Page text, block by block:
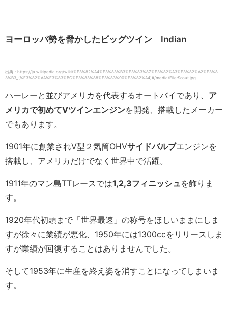
ヨーロッパ勢を脅かしたビッグツイン Indian
出典：https://ja.wikipedia.org/wiki/%E3%82%A4%E3%83%B3%E3%83%87%E3%82%A3%E3%82%A2%E3%8
3%B3_(%E3%82%AA%E3%83%BC%E3%83%88%E3%83%90%E3%82%A4)#/media/File:Scout.jpg
ハーレーと並びアメリカを代表するオートバイであり、 ア
メリカで初めてVツインエンジンを開発、搭載したメーカー
でもあります。
1901年に創業されV型２気筒OHVサイドバルブエンジンを
搭載し、アメリカだけでなく世界中で活躍。
1911年のマン島TTレースでは1,2,3フィニッシュを飾りま
す。
1920年代初頭まで「世界最速」の称号をほしいままにしま
すが徐々に業績が悪化、1950年には1300ccをリリースしま
すが業績が回復することはありませんでした。
そして1953年に生産を終え姿を消すことになってしまいま
す。